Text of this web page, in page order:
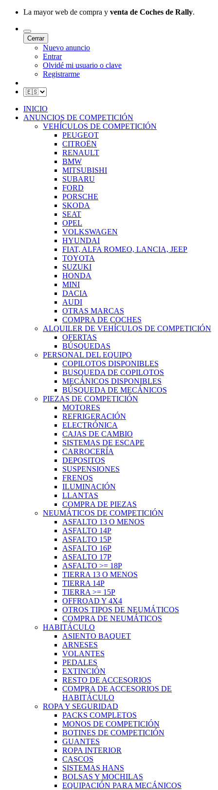
La mayor web de compra y venta de Coches de Rally.
Cerrar
Nuevo anuncio
Entrar
Olvidé mi usuario o clave
Registrarme
INICIO
ANUNCIOS DE COMPETICIÓN
VEHÍCULOS DE COMPETICIÓN
PEUGEOT
CITROËN
RENAULT
BMW
MITSUBISHI
SUBARU
FORD
PORSCHE
SKODA
SEAT
OPEL
VOLKSWAGEN
HYUNDAI
FIAT, ALFA ROMEO, LANCIA, JEEP
TOYOTA
SUZUKI
HONDA
MINI
DACIA
AUDI
OTRAS MARCAS
COMPRA DE COCHES
ALQUILER DE VEHÍCULOS DE COMPETICIÓN
OFERTAS
BÚSQUEDAS
PERSONAL DEL EQUIPO
COPILOTOS DISPONIBLES
BUSQUEDA DE COPILOTOS
MECÁNICOS DISPONIBLES
BÚSQUEDA DE MECÁNICOS
PIEZAS DE COMPETICIÓN
MOTORES
REFRIGERACIÓN
ELECTRÓNICA
CAJAS DE CAMBIO
SISTEMAS DE ESCAPE
CARROCERÍA
DEPOSITOS
SUSPENSIONES
FRENOS
ILUMINACIÓN
LLANTAS
COMPRA DE PIEZAS
NEUMÁTICOS DE COMPETICIÓN
ASFALTO 13 O MENOS
ASFALTO 14P
ASFALTO 15P
ASFALTO 16P
ASFALTO 17P
ASFALTO >= 18P
TIERRA 13 O MENOS
TIERRA 14P
TIERRA >= 15P
OFFROAD Y 4X4
OTROS TIPOS DE NEUMÁTICOS
COMPRA DE NEUMÁTICOS
HABITÁCULO
ASIENTO BAQUET
ARNESES
VOLANTES
PEDALES
EXTINCIÓN
RESTO DE ACCESORIOS
COMPRA DE ACCESORIOS DE
HABITÁCULO
ROPA Y SEGURIDAD
PACKS COMPLETOS
MONOS DE COMPETICIÓN
BOTINES DE COMPETICIÓN
GUANTES
ROPA INTERIOR
CASCOS
SISTEMAS HANS
BOLSAS Y MOCHILAS
EQUIPACIÓN PARA MECÁNICOS